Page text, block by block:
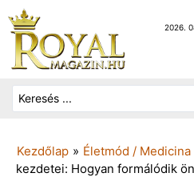
2026.
Kezdőlap » Életmód / Medicina
kezdetei: Hogyan formálódik